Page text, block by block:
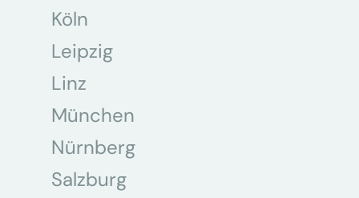
Köln
Leipzig
Linz
München
Nürnberg
Salzburg